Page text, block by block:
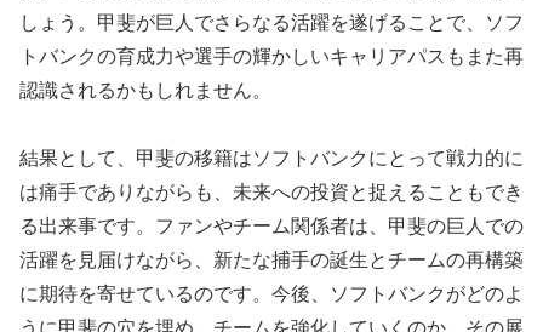
しょう。甲斐が巨人でさらなる活躍を遂げることで、ソフ
トバンクの育成力や選手の輝かしいキャリアパスもまた再
認識されるかもしれません。
結果として、甲斐の移籍はソフトバンクにとって戦力的に
は痛手でありながらも、未来への投資と捉えることもでき
る出来事です。ファンやチーム関係者は、甲斐の巨人での
活躍を見届けながら、新たな捕手の誕生とチームの再構築
に期待を寄せているのです。今後、ソフトバンクがどのよ